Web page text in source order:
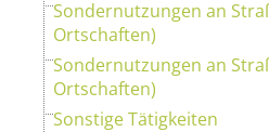
Sondernutzungen an
Ortschaften)
Sondernutzungen an
Ortschaften)
Sonstige Tätigkeiten